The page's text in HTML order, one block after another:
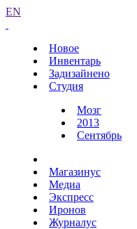
EN
Новое
Инвентарь
Задизайнено
Студия
Мозг
2013
Сентябрь
Магазинус
Медиа
Экспресс
Иронов
Журналус